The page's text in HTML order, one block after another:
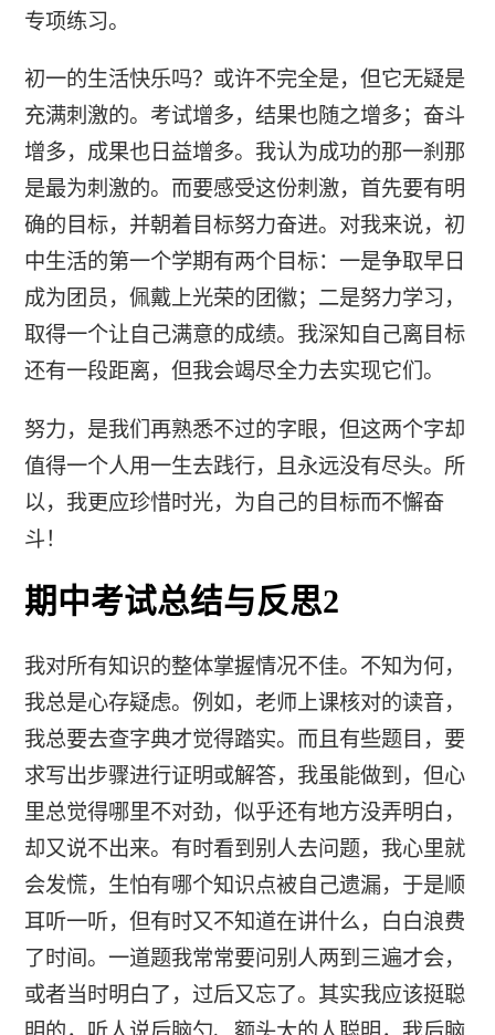
专项练习。
初一的生活快乐吗？或许不完全是，但它无疑是
充满刺激的。考试增多，结果也随之增多；奋斗
增多，成果也日益增多。我认为成功的那一刹那
是最为刺激的。而要感受这份刺激，首先要有明
确的目标，并朝着目标努力奋进。对我来说，初
中生活的第一个学期有两个目标：一是争取早日
成为团员，佩戴上光荣的团徽；二是努力学习，
取得一个让自己满意的成绩。我深知自己离目标
还有一段距离，但我会竭尽全力去实现它们。
努力，是我们再熟悉不过的字眼，但这两个字却
值得一个人用一生去践行，且永远没有尽头。所
以，我更应珍惜时光，为自己的目标而不懈奋
斗！
期中考试总结与反思2
我对所有知识的整体掌握情况不佳。不知为何，
我总是心存疑虑。例如，老师上课核对的读音，
我总要去查字典才觉得踏实。而且有些题目，要
求写出步骤进行证明或解答，我虽能做到，但心
里总觉得哪里不对劲，似乎还有地方没弄明白，
却又说不出来。有时看到别人去问题，我心里就
会发慌，生怕有哪个知识点被自己遗漏，于是顺
耳听一听，但有时又不知道在讲什么，白白浪费
了时间。一道题我常常要问别人两到三遍才会，
或者当时明白了，过后又忘了。其实我应该挺聪